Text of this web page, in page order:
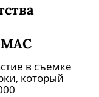
в съемке
который